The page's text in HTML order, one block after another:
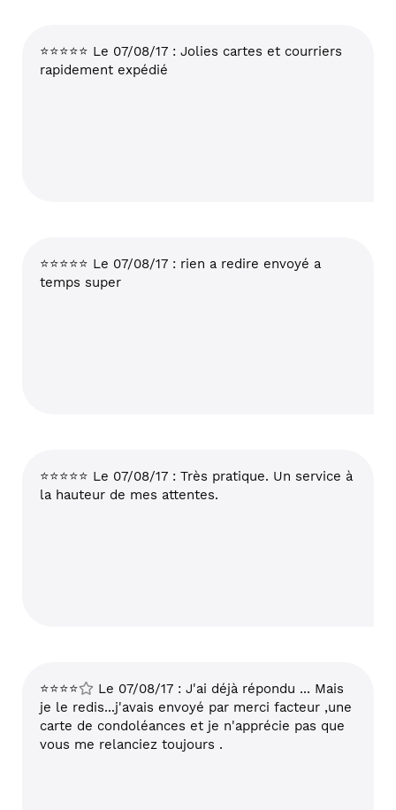
⭐⭐⭐⭐⭐ Le 07/08/17 : Jolies cartes et courriers
rapidement expédié
⭐⭐⭐⭐⭐ Le 07/08/17 : rien a redire envoyé a
temps super
⭐⭐⭐⭐⭐ Le 07/08/17 : Très pratique. Un service à
la hauteur de mes attentes.
⭐⭐⭐⭐
Le 07/08/17 : J'ai déjà répondu ... Mais
je le redis...j'avais envoyé par merci facteur ,une
carte de condoléances et je n'apprécie pas que
vous me relanciez toujours .